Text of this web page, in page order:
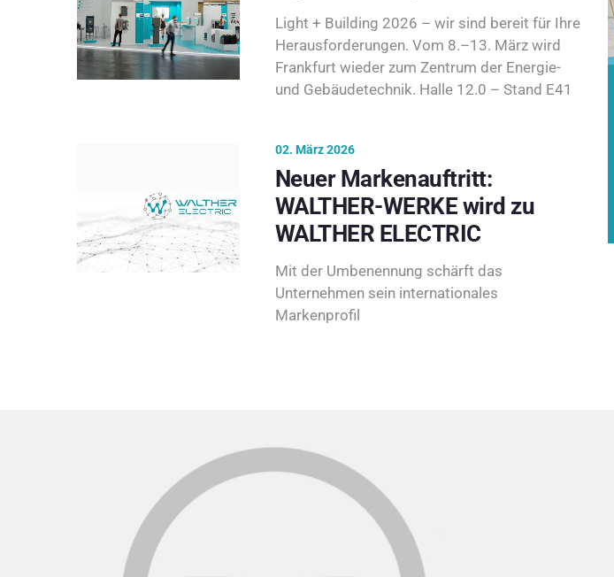
Light + Building 2026 – wir sind bereit für Ihre
Herausforderungen. Vom 8.–13. März wird
Frankfurt wieder zum Zentrum der Energie-
und Gebäudetechnik. Halle 12.0 – Stand E41
02. März 2026
Neuer Markenauftritt:
WALTHER-WERKE wird zu
WALTHER ELECTRIC
Mit der Umbenennung schärft das
Unternehmen sein internationales
Markenprofil